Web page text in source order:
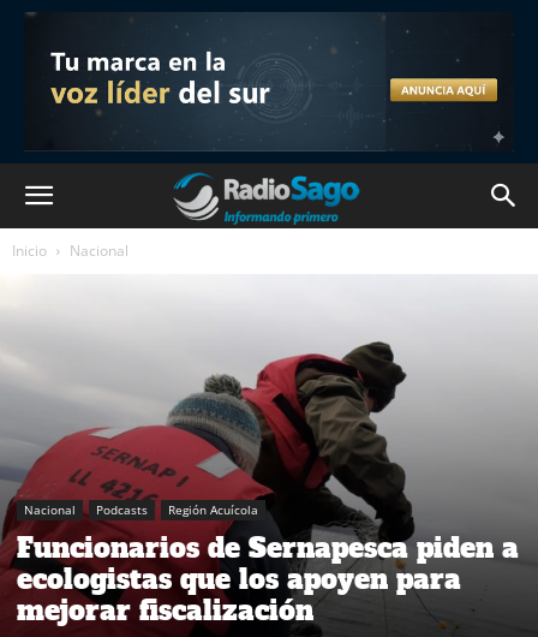
Inicio Nacional
Nacional Podcasts Región Acuícola
Funcionarios de Sernapesca piden a
ecologistas que los apoyen para
mejorar fiscalización